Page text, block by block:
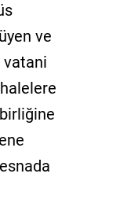
ve
vatani